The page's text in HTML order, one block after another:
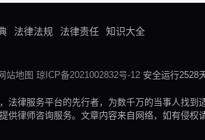
法律法规 法律责任 知识大全
站地图 琼ICP备2021002832号-12 安全运行2528
法律服务平台的先行者，为数千万的当事人找到
供律师咨询服务。文章内容来自网络，如有侵权